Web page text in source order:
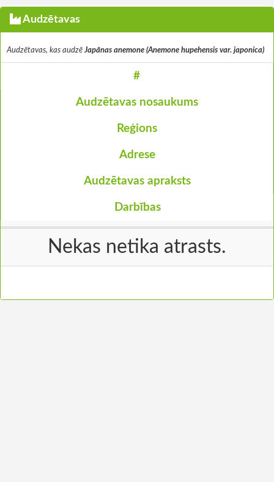
Audzētavas
Audzētavas, kas audzē Japānas anemone (Anemone hupehensis var. japonica)
#
Audzētavas nosaukums
Reģions
Adrese
Audzētavas apraksts
Darbības
Nekas netika atrasts.